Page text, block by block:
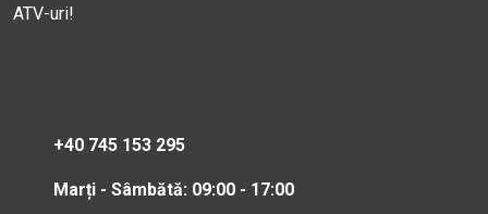
ATV-uri!
+40 745 153 295
Marți - Sâmbătă: 09:00 - 17:00